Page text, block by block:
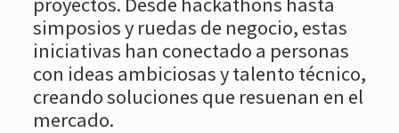
simposios y ruedas de negocio, estas
iniciativas han conectado a personas
con ideas ambiciosas y talento técnico,
creando soluciones que resuenan en el
mercado.